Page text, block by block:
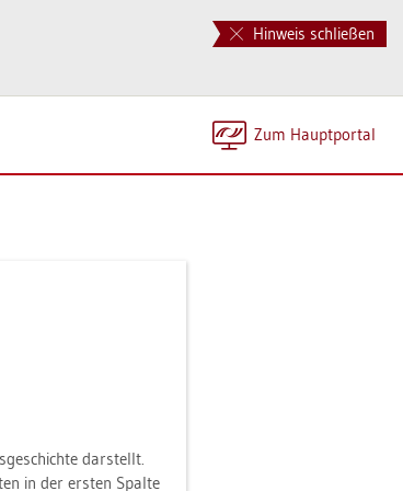
Hinweis schließen
Zum Haupt­por­tal
dar­stellt.
in der ers­ten Spal­te